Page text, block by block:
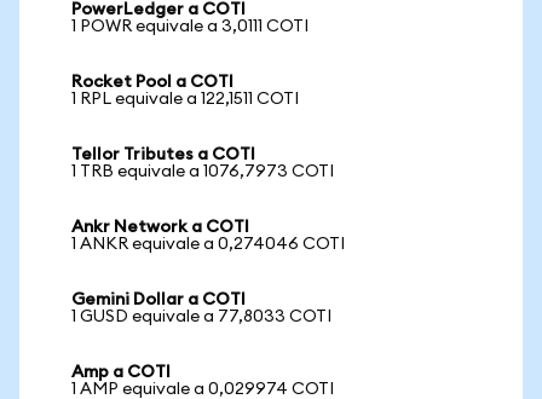
PowerLedger a COTI
1 POWR equivale a 3,0111 COTI
Rocket Pool a COTI
1 RPL equivale a 122,1511 COTI
Tellor Tributes a COTI
1 TRB equivale a 1076,7973 COTI
Ankr Network a COTI
1 ANKR equivale a 0,274046 COTI
Gemini Dollar a COTI
1 GUSD equivale a 77,8033 COTI
Amp a COTI
1 AMP equivale a 0,029974 COTI